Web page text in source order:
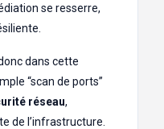
se resserre,
dans cette
“scan de ports”
réseau,
de l’infrastructure.